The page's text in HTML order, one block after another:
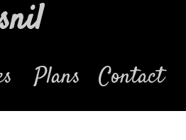
Plans Contact